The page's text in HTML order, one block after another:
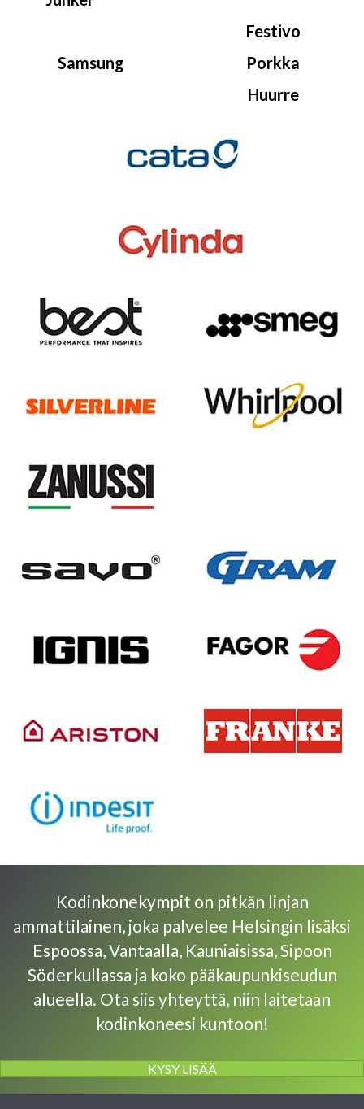
Samsung
Festivo
Porkka
Huurre
Kodinkonekympit on pitkän linjan
ammattilainen, joka palvelee Helsingin lisäksi
Espoossa, Vantaalla, Kauniaisissa, Sipoon
Söderkullassa ja koko pääkaupunkiseudun
alueella. Ota siis yhteyttä, niin laitetaan
kodinkoneesi kuntoon!
KYSY LISÄÄ